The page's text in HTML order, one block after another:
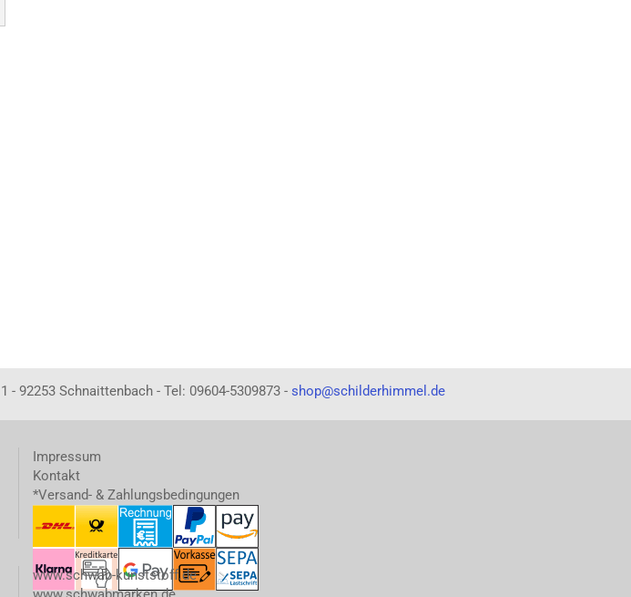
92253 Schnaittenbach - Tel: 09604-5309873 - shop@schilderhimmel.de
Impressum
Kontakt
*Versand- & Zahlungsbedingungen
www.schwab-kunststoff.de